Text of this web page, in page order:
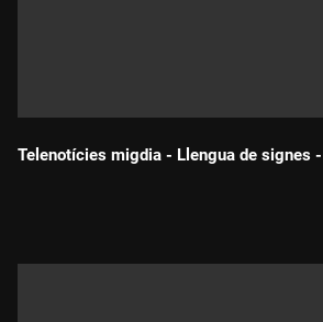
Telenotícies migdia - Llengua de signes